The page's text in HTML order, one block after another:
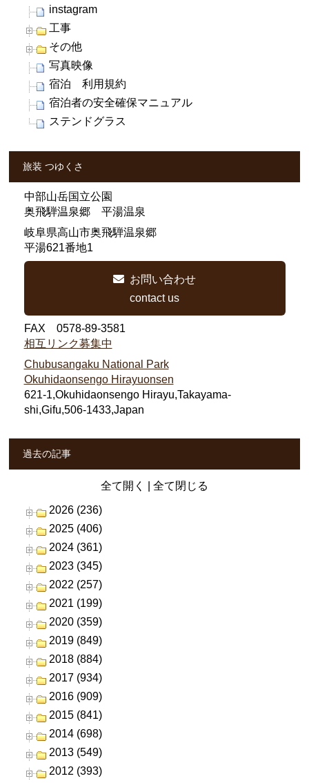
instagram
工事
その他
写真映像
宿泊 利用規約
宿泊者の安全確保マニュアル
ステンドグラス
旅装 つゆくさ
中部山岳国立公園
奥飛騨温泉郷 平湯温泉
岐阜県高山市奥飛騨温泉郷
平湯621番地1
お問い合わせ
contact us
FAX 0578-89-3581
相互リンク募集中
Chubusangaku National Park
Okuhidaonsengo Hirayuonsen
621-1,Okuhidaonsengo Hirayu,Takayama-
shi,Gifu,506-1433,Japan
過去の記事
全て開く 全て閉じる
2026 (236)
2025 (406)
2024 (361)
2023 (345)
2022 (257)
2021 (199)
2020 (359)
2019 (849)
2018 (884)
2017 (934)
2016 (909)
2015 (841)
2014 (698)
2013 (549)
2012 (393)